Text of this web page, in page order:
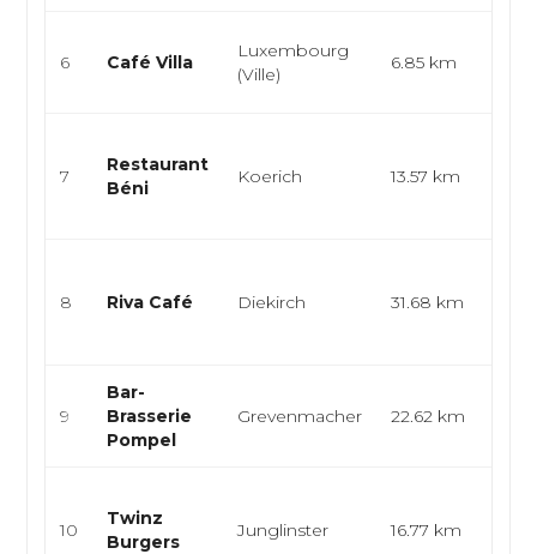
6 Café Villa
Luxembourg
(Ville)
6.85 km
7
Restaurant
Béni
Koerich 13.57 km
8 Riva Café Diekirch 31.68 km
9
Bar-
Brasserie
Pompel
Grevenmacher 22.62 km
10
Twinz
Burgers
Junglinster 16.77 km